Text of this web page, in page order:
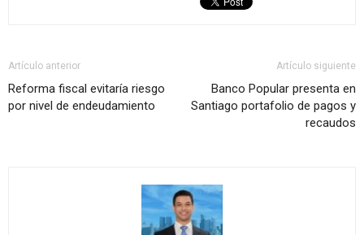
Artículo anterior
Reforma fiscal evitaría riesgo
por nivel de endeudamiento
Artículo siguiente
Banco Popular presenta en
Santiago portafolio de pagos y
recaudos